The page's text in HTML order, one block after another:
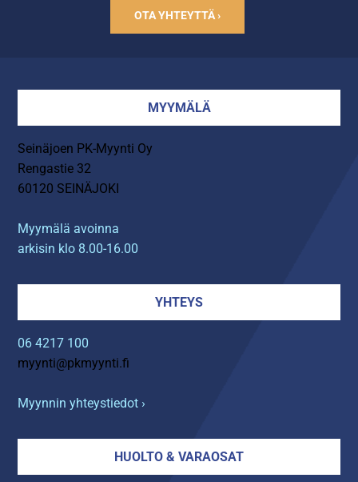
OTA YHTEYTTÄ ›
MYYMÄLÄ
Seinäjoen PK-Myynti Oy
Rengastie 32
60120 SEINÄJOKI
Myymälä avoinna
arkisin klo 8.00-16.00
YHTEYS
06 4217 100
myynti@pkmyynti.fi
Myynnin yhteystiedot ›
HUOLTO & VARAOSAT